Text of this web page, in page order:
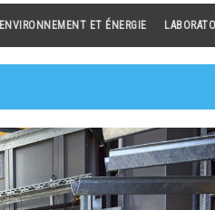
ENVIRONNEMENT ET ÉNERGIE